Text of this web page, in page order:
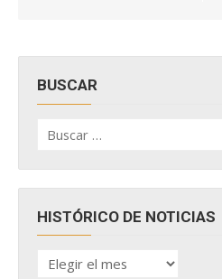
BUSCAR
por:
HISTÓRICO DE NOTICIAS
HISTÓRICO
DE